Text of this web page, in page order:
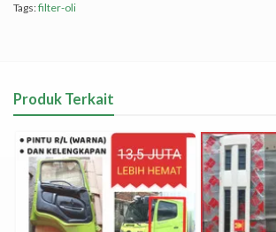
Tags:filter-oli
Produk Terkait